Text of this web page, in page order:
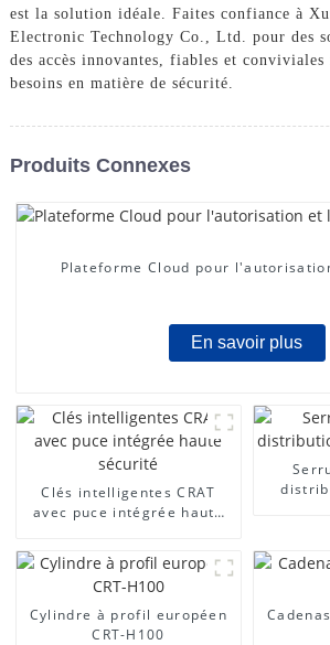
est la solution idéale. Faites confiance à
Electronic Technology Co., Ltd. pour des
des accès innovantes, fiables et conviviales
besoins en matière de sécurité.
Produits Connexes
Plateforme Cloud pour
En savoir plus
Clés intelligentes CRAT
avec puce intégrée haute
Cylindre à profil européen
CRT-H100